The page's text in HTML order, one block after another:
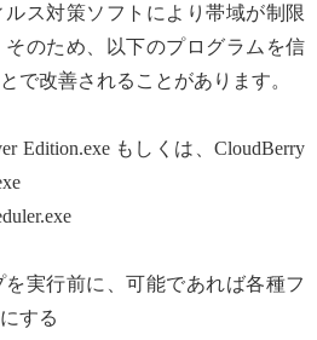
ス対策ソフトにより帯域が制限
のため、以下のプログラムを信
で改善されることがあります。
Edition.exe もしくは、CloudBerry
実行前に、可能であれば各種フ
する